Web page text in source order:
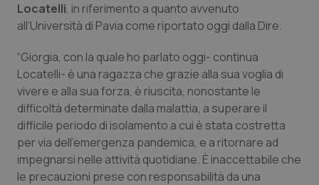
Marche
Molise
Piemonte
Provincia Autonoma di Bolzano
Provincia Autonoma di Trento
Donna & Salute
Epatiti
HIV
Infezioni & Febbre
Ipertensione & Scompenso
Locatelli, in riferimento a quanto avvenuto
all’Università di Pavia come riportato oggi dalla Dire.
“Giorgia, con la quale ho parlato oggi- continua
Locatelli- è una ragazza che grazie alla sua voglia di
vivere e alla sua forza, è riuscita, nonostante le
difficoltà determinate dalla malattia, a superare il
difficile periodo di isolamento a cui è stata costretta
per via dell’emergenza pandemica, e a ritornare ad
impegnarsi nelle attività quotidiane. È inaccettabile che
le precauzioni prese con responsabilità da una